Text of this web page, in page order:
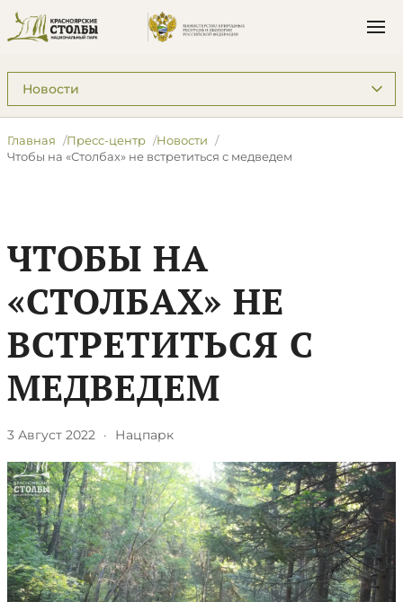
Подразделы: Пресс-центр
Главная Пресс-центр
Новости
Чтобы на «Столбах» не встретиться с медведем
ЧТОБЫ НА
«СТОЛБАХ» НЕ
ВСТРЕТИТЬСЯ С
МЕДВЕДЕМ
3 Август 2022 · Нацпарк